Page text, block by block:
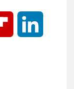
Flipboard